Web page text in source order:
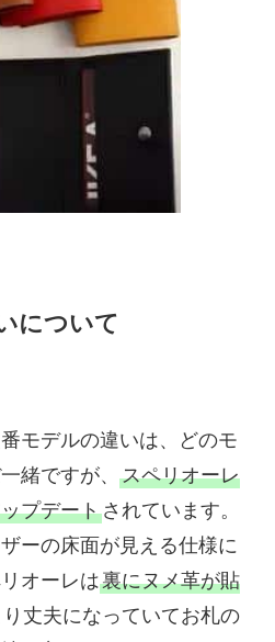
について
モデルの違いは、どのモ
緒ですが、 スペリオーレ
プデートされています。
ーの床面が見える仕様に
オーレは裏にヌメ革が貼
丈夫になっていてお札の